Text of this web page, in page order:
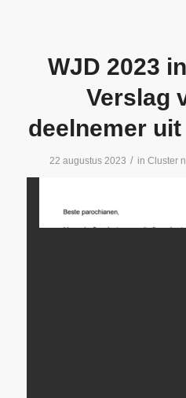
WJD 2023
Verslag
deelnemer
22 augustus 2023 / inCluster